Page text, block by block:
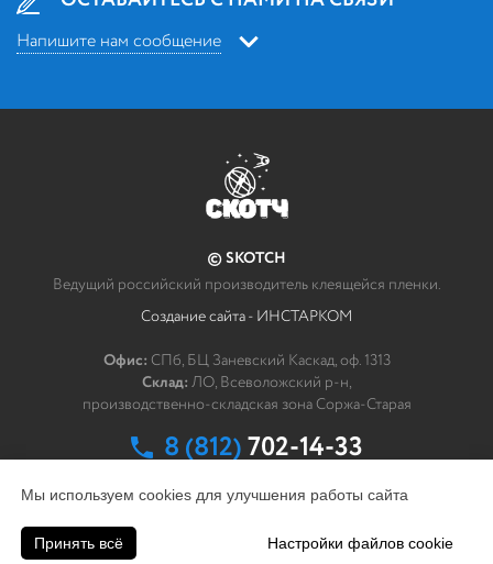
Напишите нам сообщение
*
Как мы можем связаться с Вами?
Компания
© SKOTCH
Ведущий российский производитель клеящейся пленки.
Создание сайта - ИНСТАРКОМ
Офис: СПб, БЦ Заневский Каскад, оф. 1313
Склад: ЛО, Всеволожский р-н,
производственно-складская зона Соржа-Старая
8 (812) 702-14-33
Мы используем cookies для улучшения работы сайта
Принять всё Настройки файлов cookie